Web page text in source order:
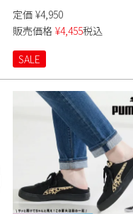
定価 ¥4,950
販売価格 ¥4,455税込
SALE